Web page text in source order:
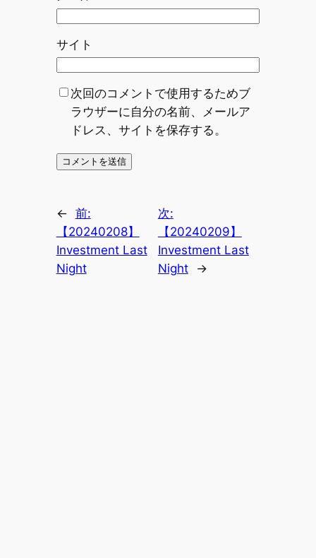
サイト
次回のコメントで使用するためブ
ラウザーに自分の名前、メールア
ドレス、サイトを保存する。
← 前:
【20240208】
Investment Last
Night
次:
【20240209】
Investment Last
Night
→